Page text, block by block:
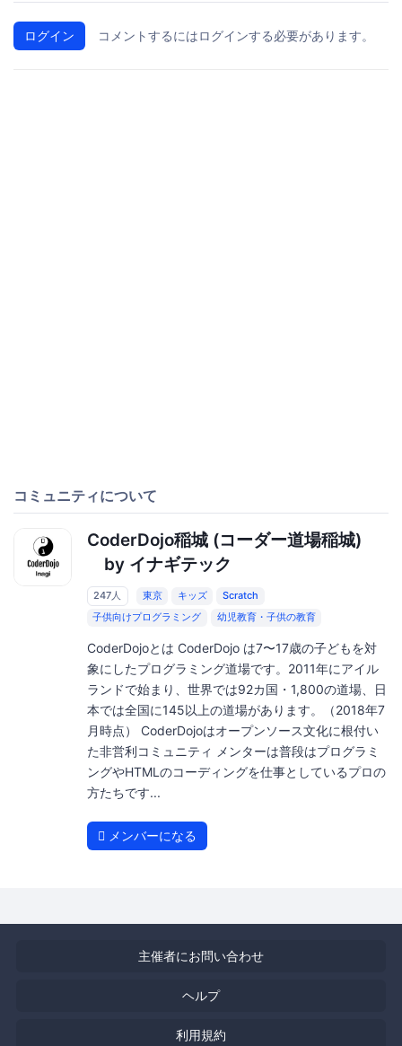
ログイン コメントするにはログインする必要があります。
コミュニティについて
CoderDojo稲城 (コーダー道場稲城)
by イナギテック
247人 東京 キッズ
Scratch
子供向けプログラミング
幼児教育・子供の教育
CoderDojoとは CoderDojo は7〜17歳の子どもを対
象にしたプログラミング道場です。2011年にアイル
ランドで始まり、世界では92カ国・1,800の道場、日
本では全国に145以上の道場があります。（2018年7
月時点） CoderDojoはオープンソース文化に根付い
た非営利コミュニティ メンターは普段はプログラミ
ングやHTMLのコーディングを仕事としているプロの
方たちです...
メンバーになる
主催者にお問い合わせ
ヘルプ
利用規約